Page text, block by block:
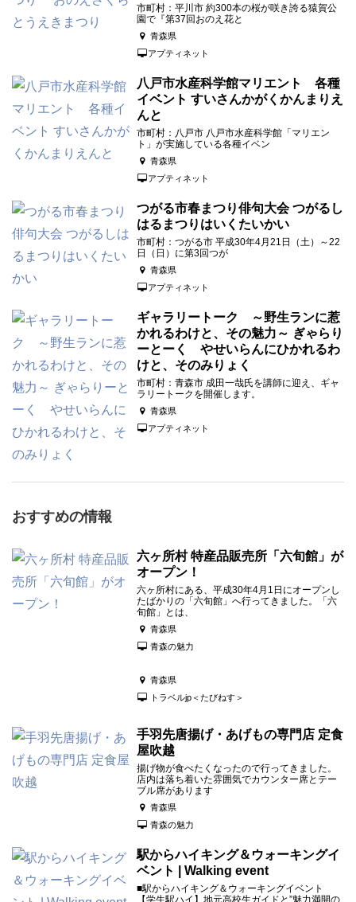
市町村：平川市 約300本の桜が咲き誇る猿賀公
園で『第37回おのえ花と
青森県
アプティネット
八戸市水産科学館マリエント 各種
イベント すいさんかがくかんまりえ
んと
市町村：八戸市 八戸市水産科学館「マリエン
ト」が実施している各種イベン
青森県
アプティネット
つがる市春まつり俳句大会 つがるし
はるまつりはいくたいかい
市町村：つがる市 平成30年4月21日（土）～22
日（日）に第3回つが
青森県
アプティネット
ギャラリートーク ～野生ランに惹
かれるわけと、その魅力～ ぎゃらり
ーとーく やせいらんにひかれるわ
けと、そのみりょく
市町村：青森市 成田一哉氏を講師に迎え、ギャ
ラリートークを開催します。
青森県
アプティネット
おすすめの情報
六ヶ所村 特産品販売所「六旬館」が
オープン！
六ヶ所村にある、平成30年4月1日にオープンし
たばかりの「六旬館」へ行ってきました。「六
旬館」とは、
青森県
青森の魅力
青森県
トラベルjp＜たびねす＞
手羽先唐揚げ・あげもの専門店 定食
屋吹越
揚げ物が食べたくなったので行ってきました。
店内は落ち着いた雰囲気でカウンター席とテー
ブル席があります
青森県
青森の魅力
駅からハイキング＆ウォーキングイ
ベント | Walking event
■駅からハイキング＆ウォーキングイベント
【学生駅ハイ】地元高校生ガイドと”魅力満開の